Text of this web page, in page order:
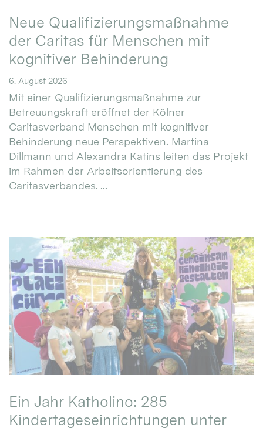
Neue Qualifizierungsmaßnahme
der Caritas für Menschen mit
kognitiver Behinderung
6. August 2026
Mit einer Qualifizierungsmaßnahme zur
Betreuungskraft eröffnet der Kölner
Caritasverband Menschen mit kognitiver
Behinderung neue Perspektiven. Martina
Dillmann und Alexandra Katins leiten das Projekt
im Rahmen der Arbeitsorientierung des
Caritasverbandes. ...
Ein Jahr Katholino: 285
Kindertageseinrichtungen unter